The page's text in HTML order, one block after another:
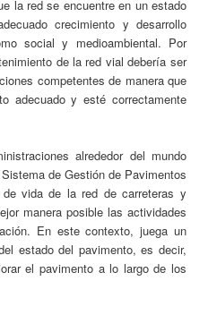
la red se encuentre en un estado
crecimiento y desarrollo
social y medioambiental. Por
de la red vial debería ser
competentes de manera que
adecuado y esté correctamente
alrededor del mundo
de Gestión de Pavimentos
vida de la red de carreteras y
manera posible las actividades
En este contexto, juega un
estado del pavimento, es decir,
el pavimento a lo largo de los